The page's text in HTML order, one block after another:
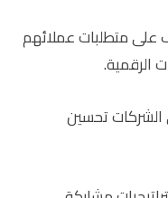
على متطلبات عملائهم
الرقمية.
تحسين